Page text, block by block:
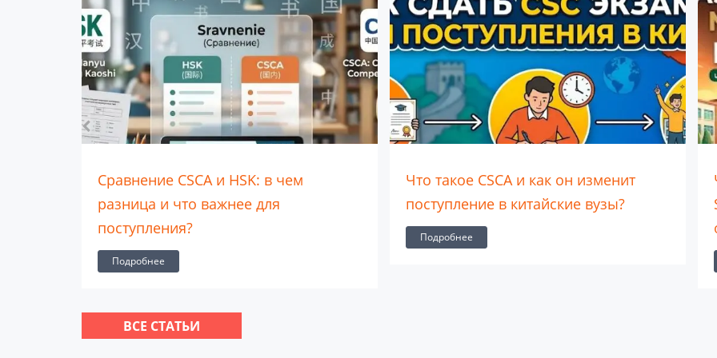
Что такое CSCA и как он изменит
поступление в китайские вузы?
Подробнее
Что такое Maple Leaf Educational
Systems (MLES)? Полный обзор
образовательной системы
ВСЕ СТАТЬИ